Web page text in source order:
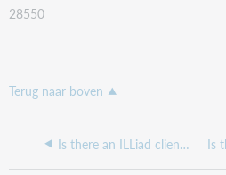
28550
Terug naar boven
Is there an ILLiad client for Mac users?